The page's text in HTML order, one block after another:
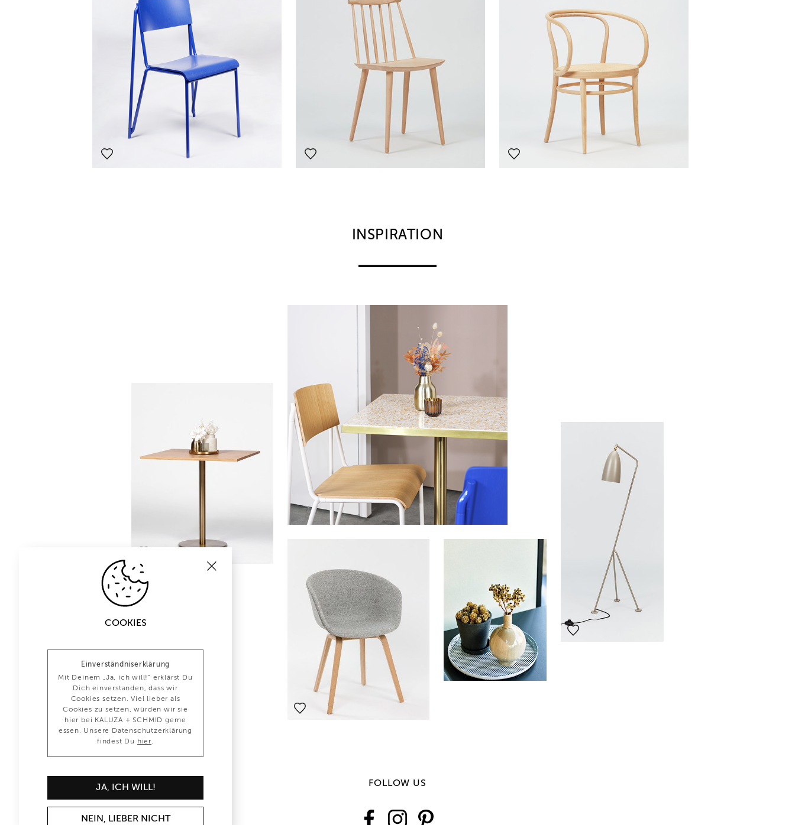
INSPIRATION
FOLLOW US
COOKIES
Einverständniserklärung
Mit Deinem „Ja, ich will!“ erklärst Du
Dich einverstanden, dass wir
Cookies setzen. Viel lieber als
Cookies zu setzen, würden wir sie
hier bei KALUZA + SCHMID gerne
essen. Unsere Datenschutzerklärung
findest Du hier.
JA, ICH WILL!
NEIN, LIEBER NICHT